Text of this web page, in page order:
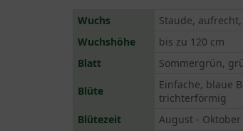
Wuchs
Staude,
Wuchshöhe
bis zu 120 cm
Blatt
Sommergrün,
Blüte
Einfache, blaue
trichterförmig
Blütezeit
August - Oktober